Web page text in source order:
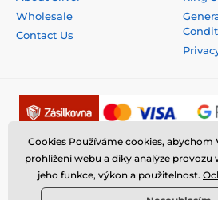
Wholesale
Contact Us
Cookies Používáme cookies,
prohlížení webu a díky analýze provozu
jeho funkce, výkon a použitelnost.